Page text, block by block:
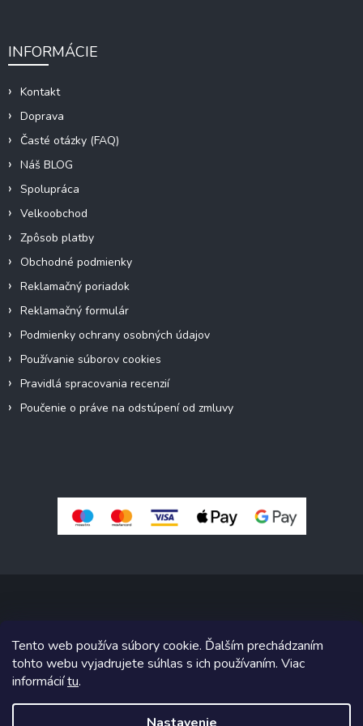
Tento web používa súbory cookie. Ďalším prechádzaním
tohto webu vyjadrujete súhlas s ich používaním. Viac
informáciítu.
INFORMÁCIE
Kontakt
Doprava
Časté otázky (FAQ)
Náš BLOG
Spolupráca
Velkoobchod
Zpôsob platby
Obchodné podmienky
Reklamačný poriadok
Reklamačný formulár
Podmienky ochrany osobných údajov
Používanie súborov cookies
Pravidlá spracovania recenzií
Poučenie o práve na odstúpení od zmluvy
Copyright 2026 Pivné sety, stoly, lavice . Všetky práva vyhradené.
Upraviť nastavenie cookies
Grafický návrh vytvoril a na Shoptet implementoval
Shoptetak.cz.